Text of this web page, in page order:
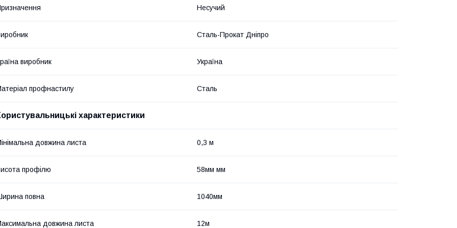
Несучий
Сталь-Прокат Дніпро
виробник Україна
профнастилу Сталь
характеристики
довжина листа 0,3 м
профілю 58мм мм
повна 1040мм
довжина листа 12м